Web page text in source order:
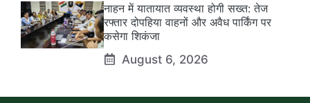
नाहन में यातायात व्यवस्था होगी सख्त: तेज
रफ्तार दोपहिया वाहनों और अवैध पार्किंग पर
कसेगा शिकंजा
August 6, 2026